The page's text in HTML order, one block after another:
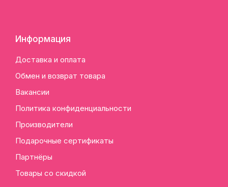
Информация
Доставка и оплата
Обмен и возврат товара
Вакансии
Политика конфиденциальности
Производители
Подарочные сертификаты
Партнёры
Товары со скидкой